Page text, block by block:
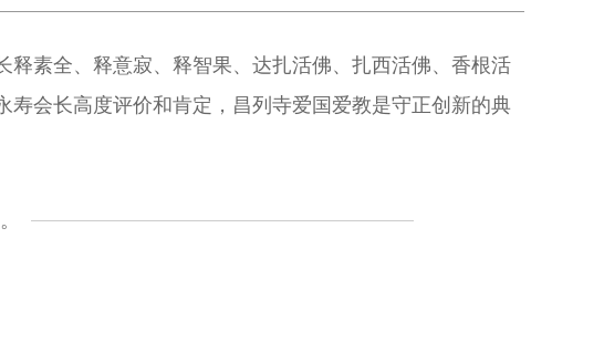
素全、释意寂、释智果、达扎活佛、扎西活佛、香根活
会长高度评价和肯定，昌列寺爱国爱教是守正创新的典